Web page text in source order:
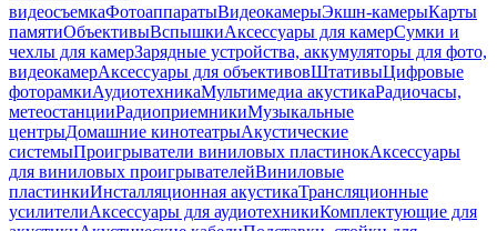
видеосъемкаФотоаппаратыВидеокамерыЭкшн-камерыКарты
памятиОбъективыВспышкиАксессуары для камерСумки и
чехлы для камерЗарядные устройства, аккумуляторы для фото,
видеокамерАксессуары для объективовШтативыЦифровые
фоторамкиАудиотехникаМультимедиа акустикаРадиочасы,
метеостанцииРадиоприемникиМузыкальные
центрыДомашние кинотеатрыАкустические
системыПроигрыватели виниловых пластинокАксессуары
для виниловых проигрывателейВиниловые
пластинкиИнсталляционная акустикаТрансляционные
усилителиАксессуары для аудиотехникиКомплектующие для